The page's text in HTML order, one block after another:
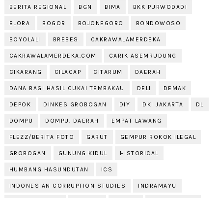
BERITA REGIONAL BGN BIMA BKK PURWODADI
BLORA BOGOR BOJONEGORO BONDOWOSO
BOYOLALI BREBES CAKRAWALAMERDEKA
CAKRAWALAMERDEKA.COM CARIK ASEMRUDUNG
CIKARANG CILACAP CITARUM DAERAH
DANA BAGI HASIL CUKAI TEMBAKAU DELI DEMAK
DEPOK DINKES GROBOGAN DIY DKI JAKARTA DL
DOMPU DOMPU. DAERAH EMPAT LAWANG
FLEZZ/BERITA FOTO GARUT GEMPUR ROKOK ILEGAL
GROBOGAN GUNUNG KIDUL HISTORICAL
HUMBANG HASUNDUTAN ICS
INDONESIAN CORRUPTION STUDIES INDRAMAYU